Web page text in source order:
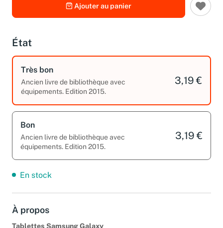
Ajouter au panier
État
Très bon
Ancien livre de bibliothèque avec
3,19 €
Ancien livre de bibliothèque avec
3,19 €
À propos